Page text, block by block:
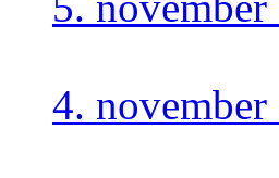
4. november